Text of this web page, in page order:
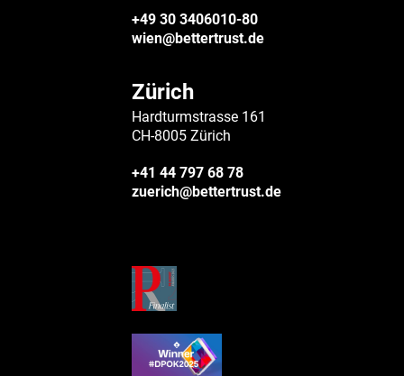
+49 30 3406010-80
wien@bettertrust.de
Zürich
Hardturmstrasse 161
CH-8005 Zürich
+41 44 797 68 78
zuerich@bettertrust.de